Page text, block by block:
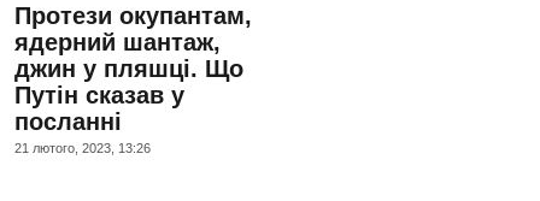
Протези окупантам,
ядерний шантаж,
джин у пляшці. Що
Путін сказав у
посланні
21 лютого, 2023, 13:26